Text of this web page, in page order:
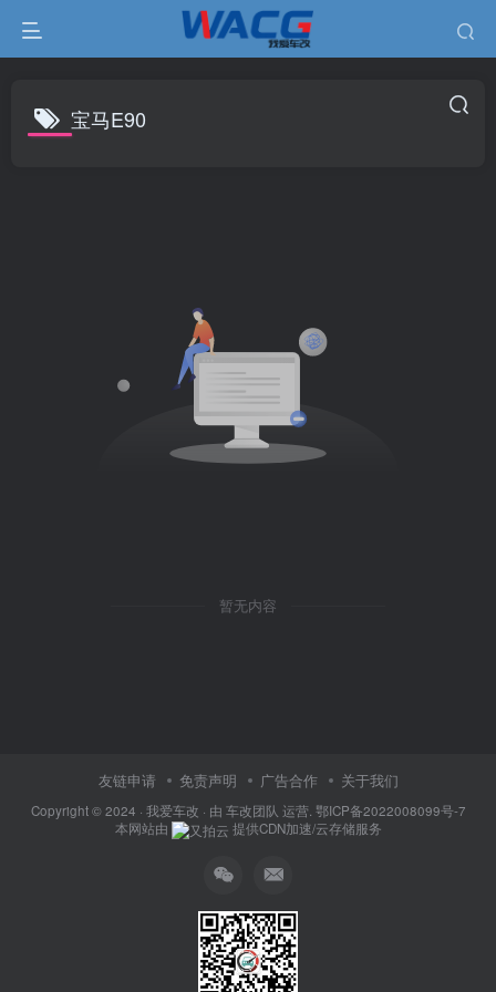
宝马E90
暂无内容
友链申请 免责声明 广告合作 关于我们
Copyright © 2024 · 我爱车改 · 由 车改团队 运营. 鄂ICP备2022008099号-7
本网站由
提供CDN加速/云存储服务